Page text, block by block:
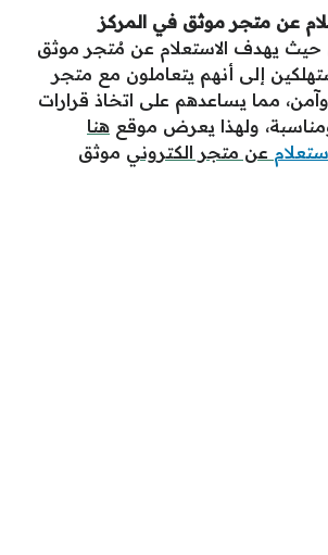
عن متجر موثق في المركز
حيث يهدف الاستعلام عن مُتجر موثق
إلى أنهم يتعاملون مع متجر
مما يساعدهم على اتخاذ قرارات
ولهذا يعرض موقع هنا
عن متجر الكتروني موثق